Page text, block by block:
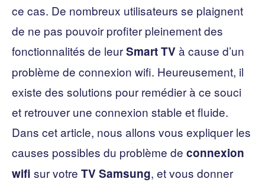
ce cas. De nombreux utilisateurs se plaignent
de ne pas pouvoir profiter pleinement des
fonctionnalités de leurSmart TVà cause d’un
problème de connexion wifi. Heureusement, il
existe des solutions pour remédier à ce souci
et retrouver une connexion stable et fluide.
Dans cet article, nous allons vous expliquer les
causes possibles du problème de connexion
wifi sur votre TV Samsung, et vous donner